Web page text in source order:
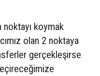
koymak
olan 2 noktaya
gerçekleşirse